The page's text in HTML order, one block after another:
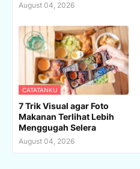
August 04, 2026
CATATANKU
7 Trik Visual agar Foto
Makanan Terlihat Lebih
Menggugah Selera
August 04, 2026